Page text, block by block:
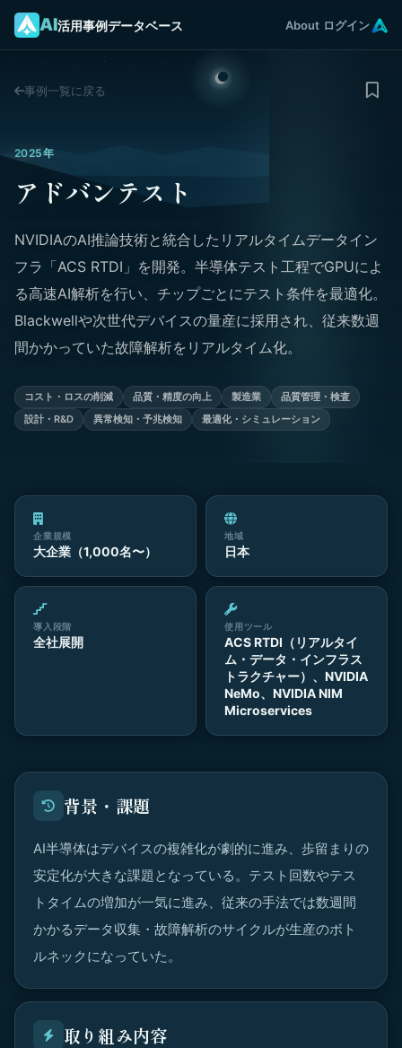
AI活用事例データベース About ログイン
事例一覧に戻る
2025年
アドバンテスト
NVIDIAのAI推論技術と統合したリアルタイムデータイン
フラ「ACS RTDI」を開発。半導体テスト工程でGPUによ
る高速AI解析を行い、チップごとにテスト条件を最適化。
Blackwellや次世代デバイスの量産に採用され、従来数週
間かかっていた故障解析をリアルタイム化。
コスト・ロスの削減 品質・精度の向上 製造業
品質管理・検査
設計・R&D
異常検知・予兆検知 最適化・シミュレーション
企業規模
大企業（1,000名〜）
地域
日本
導入段階
全社展開
使用ツール
ACS RTDI（リアルタイ
ム・データ・インフラス
トラクチャー）、NVIDIA
NeMo、NVIDIA NIM
Microservices
背景・課題
AI半導体はデバイスの複雑化が劇的に進み、歩留まりの
安定化が大きな課題となっている。テスト回数やテス
トタイムの増加が一気に進み、従来の手法では数週間
かかるデータ収集・故障解析のサイクルが生産のボト
ルネックになっていた。
取り組み内容